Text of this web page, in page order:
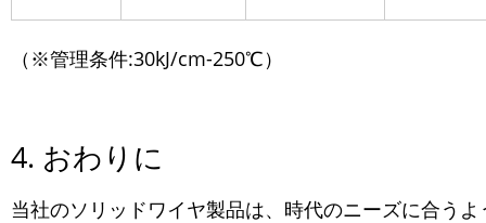
（※管理条件:30kJ/cm-250℃）
4. おわりに
当社のソリッドワイヤ製品は、時代のニーズに合うよ